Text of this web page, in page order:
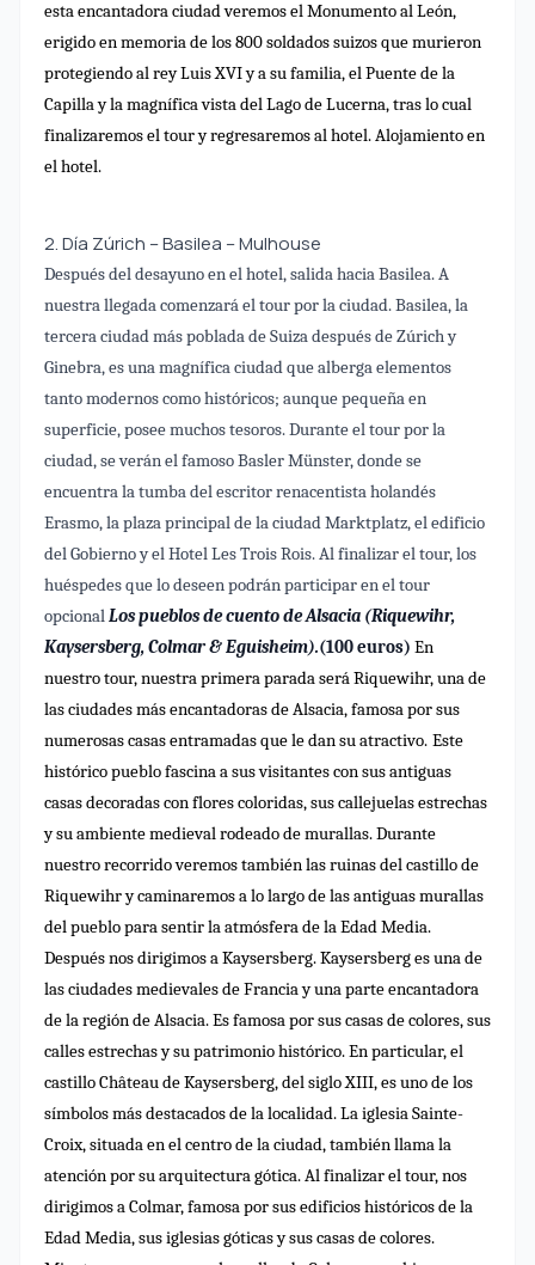
esta encantadora ciudad veremos el Monumento al León,
erigido en memoria de los 800 soldados suizos que murieron
protegiendo al rey Luis XVI y a su familia, el Puente de la
Capilla y la magnífica vista del Lago de Lucerna, tras lo cual
finalizaremos el tour y regresaremos al hotel. Alojamiento en
el hotel.
2. Día Zúrich – Basilea – Mulhouse
Después del desayuno en el hotel, salida hacia Basilea. A
nuestra llegada comenzará el tour por la ciudad. Basilea, la
tercera ciudad más poblada de Suiza después de Zúrich y
Ginebra, es una magnífica ciudad que alberga elementos
tanto modernos como históricos; aunque pequeña en
superficie, posee muchos tesoros. Durante el tour por la
ciudad, se verán el famoso Basler Münster, donde se
encuentra la tumba del escritor renacentista holandés
Erasmo, la plaza principal de la ciudad Marktplatz, el edificio
del Gobierno y el Hotel Les Trois Rois. Al finalizar el tour, los
huéspedes que lo deseen podrán participar en el tour
opcionalLos pueblos de cuento de Alsacia (Riquewihr,
Kaysersberg, Colmar & Eguisheim).(100 euros) En
nuestro tour, nuestra primera parada será Riquewihr, una de
las ciudades más encantadoras de Alsacia, famosa por sus
numerosas casas entramadas que le dan su atractivo. Este
histórico pueblo fascina a sus visitantes con sus antiguas
casas decoradas con flores coloridas, sus callejuelas estrechas
y su ambiente medieval rodeado de murallas. Durante
nuestro recorrido veremos también las ruinas del castillo de
Riquewihr y caminaremos a lo largo de las antiguas murallas
del pueblo para sentir la atmósfera de la Edad Media.
Después nos dirigimos a Kaysersberg. Kaysersberg es una de
las ciudades medievales de Francia y una parte encantadora
de la región de Alsacia. Es famosa por sus casas de colores, sus
calles estrechas y su patrimonio histórico. En particular, el
castillo Château de Kaysersberg, del siglo XIII, es uno de los
símbolos más destacados de la localidad. La iglesia Sainte-
Croix, situada en el centro de la ciudad, también llama la
atención por su arquitectura gótica. Al finalizar el tour, nos
dirigimos a Colmar, famosa por sus edificios históricos de la
Edad Media, sus iglesias góticas y sus casas de colores.